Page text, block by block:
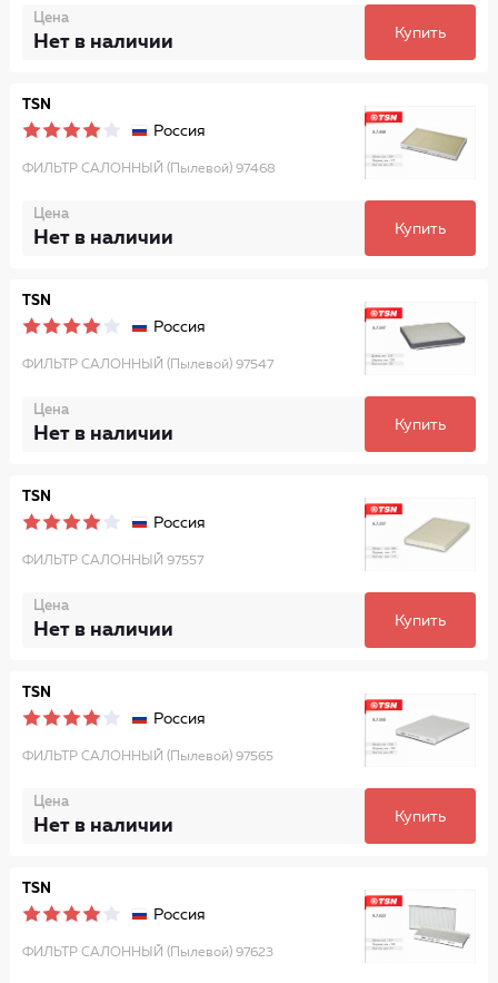
Цена
Нет в наличии Купить
TSN
Россия
ФИЛЬТР САЛОННЫЙ (Пылевой) 97468
Цена
Нет в наличии Купить
TSN
Россия
ФИЛЬТР САЛОННЫЙ (Пылевой) 97547
Цена
Нет в наличии Купить
TSN
Россия
ФИЛЬТР САЛОННЫЙ 97557
Цена
Нет в наличии Купить
TSN
Россия
ФИЛЬТР САЛОННЫЙ (Пылевой) 97565
Цена
Нет в наличии Купить
TSN
Россия
ФИЛЬТР САЛОННЫЙ (Пылевой) 97623